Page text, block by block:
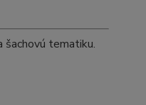
tematiku.